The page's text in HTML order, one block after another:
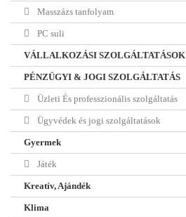
Masszázs tanfolyam
PC suli
VÁLLALKOZÁSI SZOLGÁLTATÁSOK
PÉNZÜGYI & JOGI SZOLGÁLTATÁS
Üzleti És professzionális szolgáltatás
Ügyvédek és jogi szolgáltatások
Gyermek
Játék
Kreatív, Ajándék
Klima